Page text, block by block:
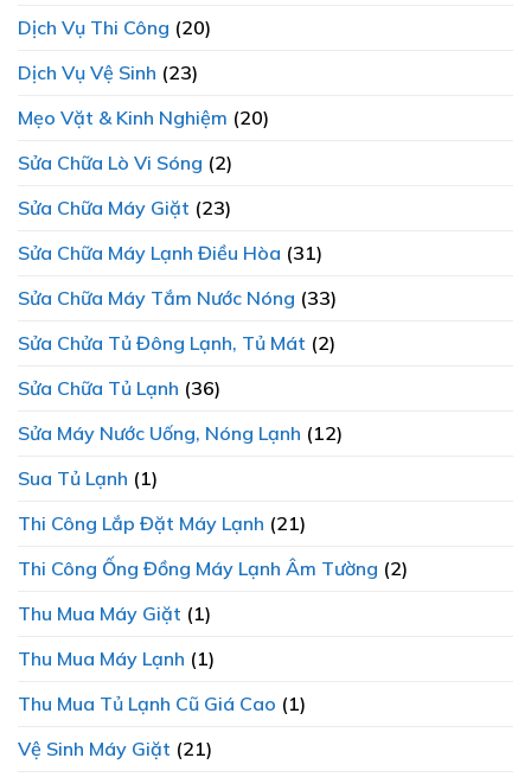
Dịch Vụ Thi Công (20)
Dịch Vụ Vệ Sinh (23)
Mẹo Vặt & Kinh Nghiệm (20)
Sửa Chữa Lò Vi Sóng (2)
Sửa Chữa Máy Giặt (23)
Sửa Chữa Máy Lạnh Điều Hòa (31)
Sửa Chữa Máy Tắm Nước Nóng (33)
Sửa Chửa Tủ Đông Lạnh, Tủ Mát (2)
Sửa Chữa Tủ Lạnh (36)
Sửa Máy Nước Uống, Nóng Lạnh (12)
Sua Tủ Lạnh (1)
Thi Công Lắp Đặt Máy Lạnh (21)
Thi Công Ống Đồng Máy Lạnh Âm Tường (2)
Thu Mua Máy Giặt (1)
Thu Mua Máy Lạnh (1)
Thu Mua Tủ Lạnh Cũ Giá Cao (1)
Vệ Sinh Máy Giặt (21)